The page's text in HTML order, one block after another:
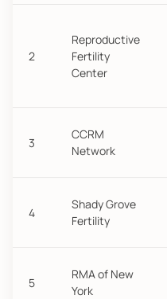
2
Reproductive
Fertility
Center
3
CCRM
Network
4
Shady Grove
Fertility
5
RMA of New
York